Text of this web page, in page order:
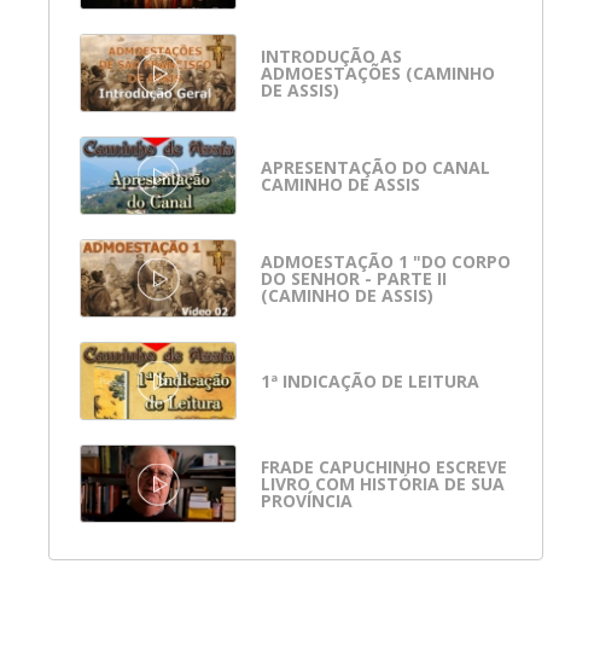
INTRODUÇÃO AS
ADMOESTAÇÕES (CAMINHO
DE ASSIS)
APRESENTAÇÃO DO CANAL
CAMINHO DE ASSIS
ADMOESTAÇÃO 1 "DO CORPO
DO SENHOR - PARTE II
(CAMINHO DE ASSIS)
1ª INDICAÇÃO DE LEITURA
FRADE CAPUCHINHO ESCREVE
LIVRO COM HISTÓRIA DE SUA
PROVÍNCIA